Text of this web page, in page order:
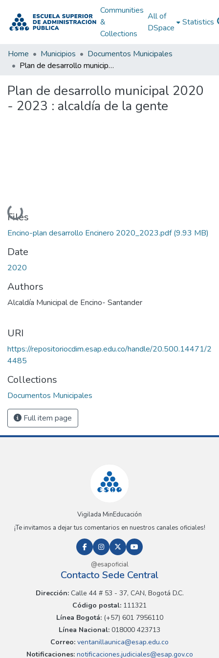
Communities
&
Collections
All of
DSpace
Statistics
Home Municipios
Documentos Municipales
Plan de desarrollo municipal 2020 - 2023 : alcaldía de la gente
Plan de desarrollo municipal 2020
- 2023 : alcaldía de la gente
Loading...
Files
Encino-plan desarrollo Encinero 2020_2023.pdf(9.93 MB)
Date
2020
Authors
Alcaldía Municipal de Encino- Santander
URI
https://repositoriocdim.esap.edu.co/handle/20.500.14471/2
4485
Collections
Documentos Municipales
Full item page
Vigilada MinEducación
¡Te invitamos a dejar tus comentarios en nuestros canales oficiales!
@esapoficial
Contacto Sede Central
Dirección:Calle 44 # 53 - 37, CAN, Bogotá D.C.
Código postal: 111321
Línea Bogotá:(+57) 601 7956110
Línea Nacional: 018000 423713
Correo: ventanillaunica@esap.edu.co
Notificaciones:notificaciones.judiciales@esap.gov.co